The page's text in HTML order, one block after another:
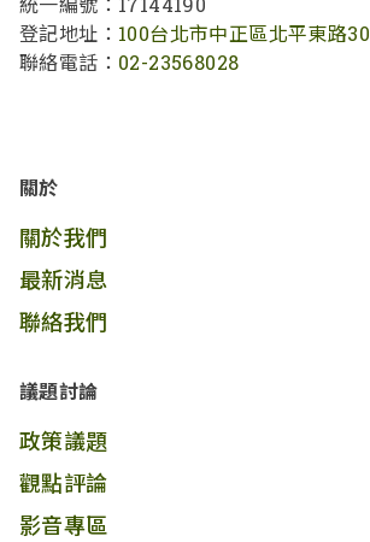
登記地址： 100台北市中正區北平東路
聯絡電話： 02-23568028
關於
關於我們
最新消息
聯絡我們
議題討論
政策議題
觀點評論
影音專區